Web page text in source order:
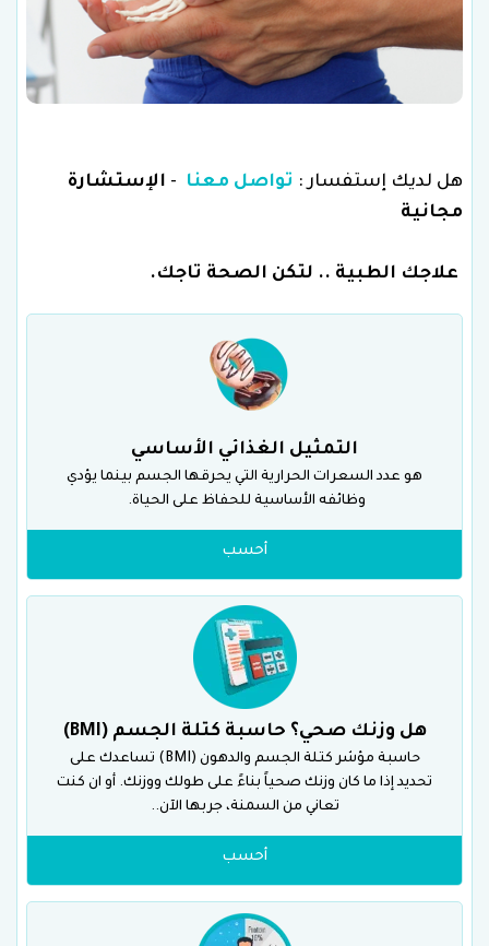
هل لديك إستفسار : تواصل معنا - الإستشارة
مجانية
علاجك الطبية .. لتكن الصحة تاجك.
التمثيل الغذائي الأساسي
هو عدد السعرات الحرارية التي يحرقها الجسم بينما يؤدي
وظائفه الأساسية للحفاظ على الحياة.
أحسب
هل وزنك صحي؟ حاسبة كتلة الجسم (BMI)
حاسبة مؤشر كتلة الجسم والدهون (BMI) تساعدك على
تحديد إذا ما كان وزنك صحياً بناءً على طولك ووزنك. أو ان كنت
تعاني من السمنة، جربها الآن..
أحسب